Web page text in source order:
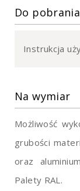
Do pobrania
Instrukcja
Na wymiar
Możliwość
grubości
oraz
Palety RAL.